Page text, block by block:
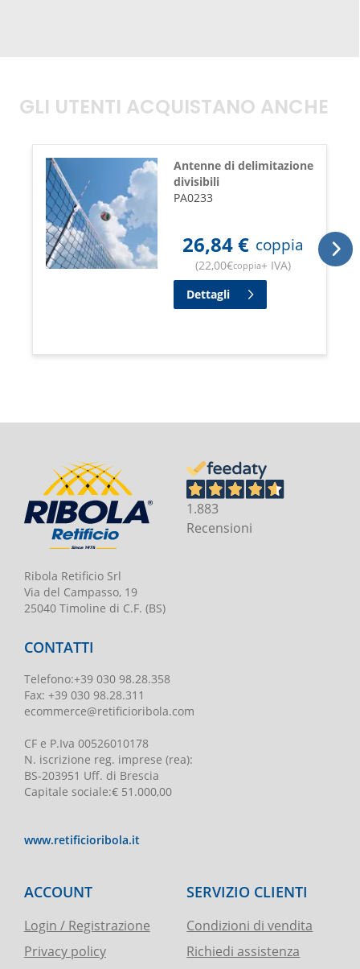
GLI UTENTI ACQUISTANO ANCHE
Antenne di delimitazione
divisibili
PA0233
26,84€ coppia
(22,00€coppia+ IVA)
Dettagli
Ribola Retificio Srl
Via del Campasso, 19
25040 Timoline di C.F. (BS)
1.883
Recensioni
CONTATTI
Telefono:+39 030 98.28.358
Fax: +39 030 98.28.311
ecommerce@retificioribola.com
CF e P.Iva 00526010178
N. iscrizione reg. imprese (rea):
BS-203951 Uff. di Brescia
Capitale sociale:€ 51.000,00
www.retificioribola.it
ACCOUNT
Login / Registrazione
Privacy policy
SERVIZIO CLIENTI
Condizioni di vendita
Richiedi assistenza